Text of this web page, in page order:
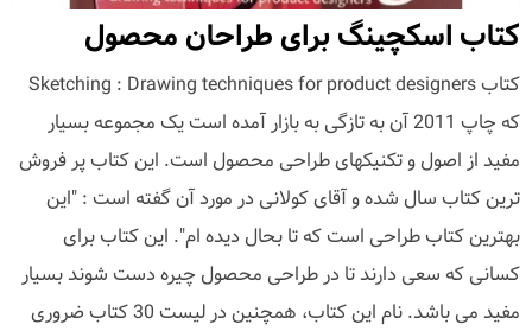
کتاب اسکچینگ برای طراحان محصول
کتاب Sketching : Drawing techniques for product designers
که چاپ 2011 آن به تازگی به بازار آمده است یک مجموعه بسیار
مفید از اصول و تکنیکهای طراحی محصول است. این کتاب پر فروش
ترین کتاب سال شده و آقای کولانی در مورد آن گفته است : "این
بهترین کتاب طراحی است که تا بحال دیده ام". این کتاب برای
کسانی که سعی دارند تا در طراحی محصول چیره دست شوند بسیار
مفید می باشد. نام این کتاب، همچنین در لیست 30 کتاب ضروری